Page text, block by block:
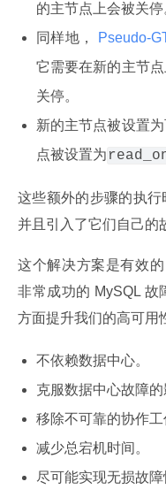
的主节点上会被关停
同样地，
Pseudo-
它需要在新的主节
关停。
新的主节点被设置
点被设置为
这些额外的步骤的执行
并且引入了它们自己的
这个解决方案是有效
非常成功的 MySQL
方面提升我们的高可用
不依赖数据中心。
克服数据中心故障的
移除不可靠的协作工
减少总宕机时间。
尽可能实现无损故障